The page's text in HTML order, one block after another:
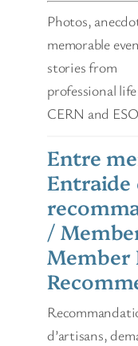
Photos,
memorable
stories from
professional
CERN and
Entre
Entraide
/
Member
d’artisans,